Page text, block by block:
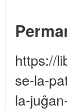
https://
se-la-
la-